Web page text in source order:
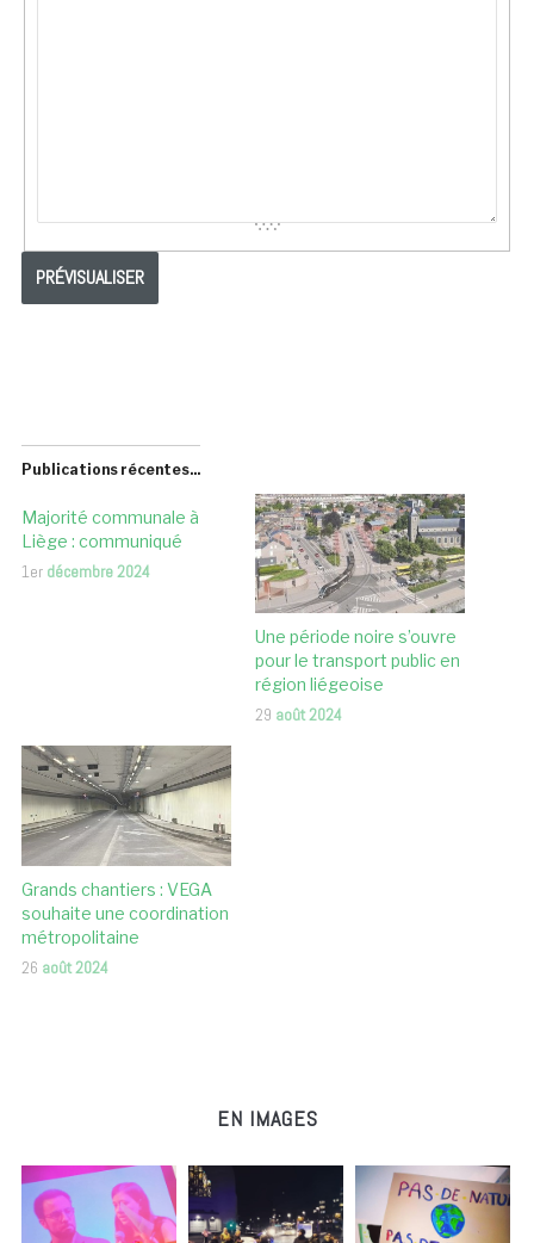
Publications récentes...
Majorité communale à
Liège : communiqué
1er décembre 2024
Une période noire s’ouvre
pour le transport public en
région liégeoise
29 août 2024
Grands chantiers : VEGA
souhaite une coordination
métropolitaine
26 août 2024
EN IMAGES